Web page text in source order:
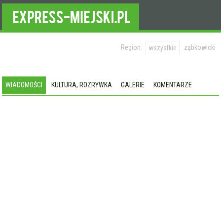
Region: wszystkie ząbkowicki
WIADOMOŚCI KULTURA, ROZRYWKA GALERIE KOMENTARZE